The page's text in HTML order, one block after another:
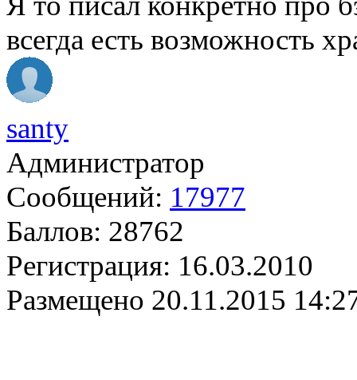
всегда есть возможность
santy
Администратор
Сообщений: 17977
Баллов: 28762
Регистрация: 16.03.2010
Размещено 20.11.2015